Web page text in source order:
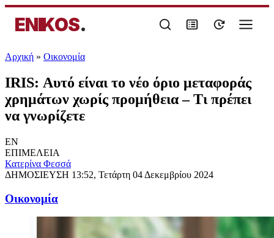
ENIKOS.
Αρχική » Oικονομία
IRIS: Αυτό είναι το νέο όριο μεταφοράς
χρημάτων χωρίς προμήθεια – Τι πρέπει
να γνωρίζετε
EN
ΕΠΙΜΕΛΕΙΑ
Κατερίνα Φεσσά
ΔΗΜΟΣΙΕΥΣΗ 13:52, Τετάρτη 04 Δεκεμβρίου 2024
Oικονομία